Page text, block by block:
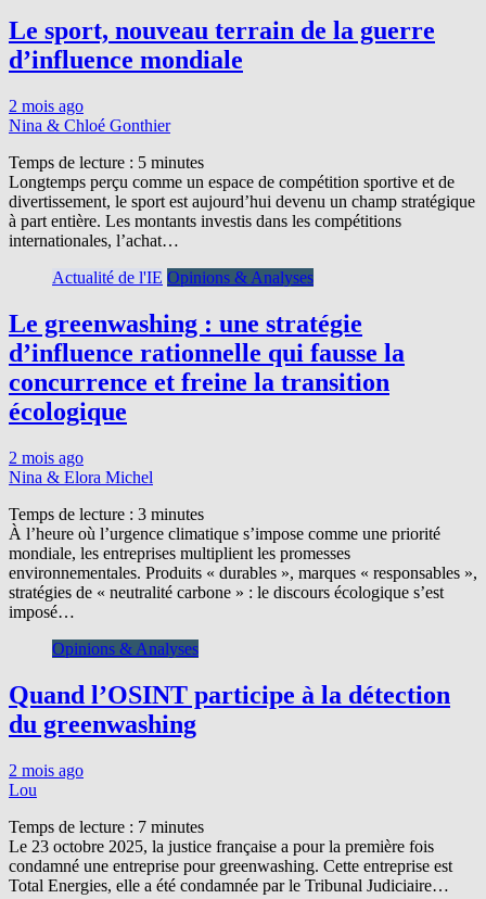
Le sport, nouveau terrain de la guerre
d’influence mondiale
2 mois ago
Nina & Chloé Gonthier
Temps de lecture : 5 minutes
Longtemps perçu comme un espace de compétition sportive et de
divertissement, le sport est aujourd’hui devenu un champ stratégique
à part entière. Les montants investis dans les compétitions
internationales, l’achat…
Actualité de l'IE Opinions & Analyses
Le greenwashing : une stratégie
d’influence rationnelle qui fausse la
concurrence et freine la transition
écologique
2 mois ago
Nina & Elora Michel
Temps de lecture : 3 minutes
À l’heure où l’urgence climatique s’impose comme une priorité
mondiale, les entreprises multiplient les promesses
environnementales. Produits « durables », marques « responsables »,
stratégies de « neutralité carbone » : le discours écologique s’est
imposé…
Opinions & Analyses
Quand l’OSINT participe à la détection
du greenwashing
2 mois ago
Lou
Temps de lecture : 7 minutes
Le 23 octobre 2025, la justice française a pour la première fois
condamné une entreprise pour greenwashing. Cette entreprise est
Total Energies, elle a été condamnée par le Tribunal Judiciaire…